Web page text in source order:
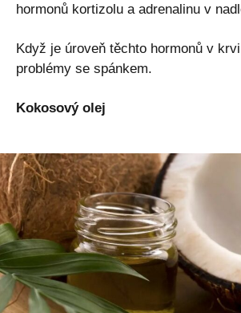
hormonů kortizolu a adrenalinu v
Když je úroveň těchto hormonů v
problémy se spánkem.
Kokosový olej